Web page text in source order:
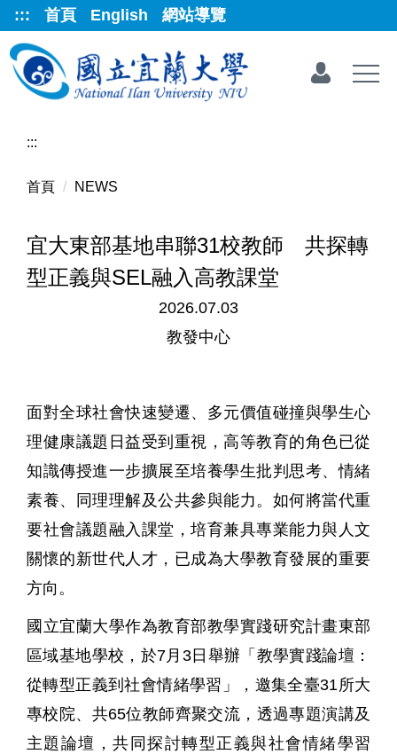
跳
到
主
要
::: 首頁 English 網站導覽
:::
首頁 NEWS
宜大東部基地串聯31校教師 共探轉
型正義與SEL融入高教課堂
2026.07.03
教發中心
面對全球社會快速變遷、多元價值碰撞與學生心
理健康議題日益受到重視，高等教育的角色已從
知識傳授進一步擴展至培養學生批判思考、情緒
素養、同理理解及公共參與能力。如何將當代重
要社會議題融入課堂，培育兼具專業能力與人文
關懷的新世代人才，已成為大學教育發展的重要
方向。
國立宜蘭大學作為教育部教學實踐研究計畫東部
區域基地學校，於7月3日舉辦「教學實踐論壇：
從轉型正義到社會情緒學習」，邀集全臺31所大
專校院、共65位教師齊聚交流，透過專題演講及
主題論壇，共同探討轉型正義與社會情緒學習